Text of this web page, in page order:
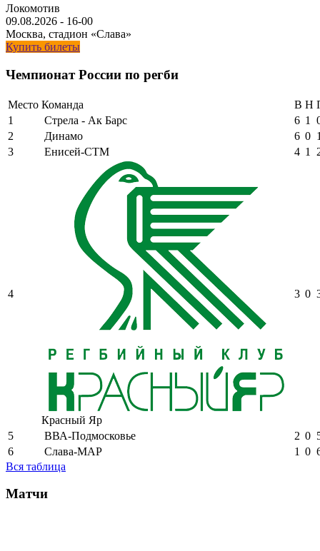
Локомотив
09.08.2026 - 16-00
Москва, стадион «Слава»
Купить билеты
Чемпионат России по регби
Место Команда В Н
1
Стрела - Ак Барс 6 1
2
Динамо 6 0
3
Енисей-СТМ 4 1
4
Красный Яр
3 0
5 ВВА-Подмосковье 2 0
6
Слава-МАР 1 0
Вся таблица
Матчи